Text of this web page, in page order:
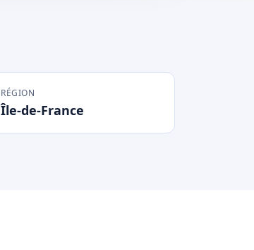
RÉGION
Île-de-France